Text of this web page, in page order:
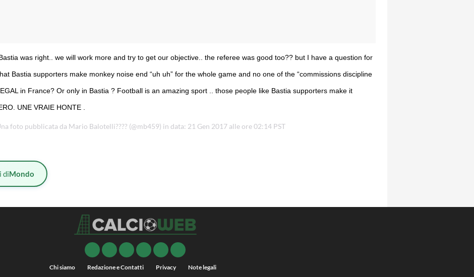
was right.. we will work more and try to get our objective.. the referee was good too?? but I have a question for
Bastia supporters make monkey noise end “uh uh” for the whole game and no one of the “commissions discipline
in France? Or only in Bastia ? Football is an amazing sport .. those people like Bastia supporters make it
UNE VRAIE HONTE .
foto pubblicata da Mario Balotelli???? (@mb459) in data: 21 Gen 2017 alle ore 02:14 PST
diMondo
Chi siamo Redazione e Contatti Privacy Note legali